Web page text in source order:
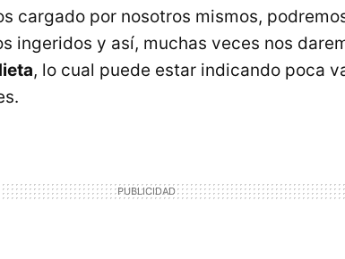
cargado por nosotros mismos,
ingeridos y así, muchas veces nos
, lo cual puede estar indicando poca